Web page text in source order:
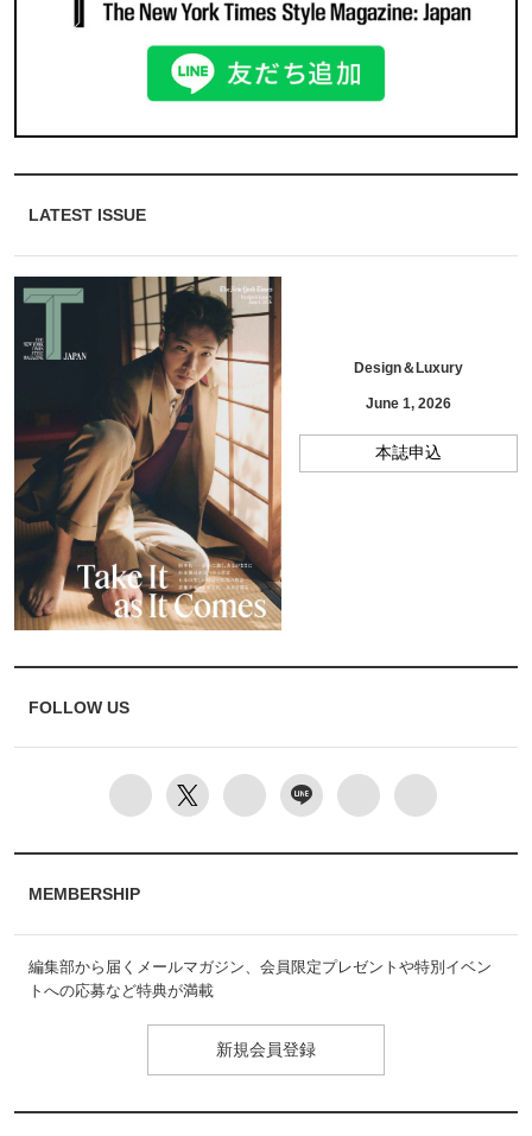
LATEST ISSUE
Design＆Luxury
June 1, 2026
本誌申込
FOLLOW US
MEMBERSHIP
編集部から届くメールマガジン、会員限定プレゼントや特別イベン
トへの応募など特典が満載
新規会員登録